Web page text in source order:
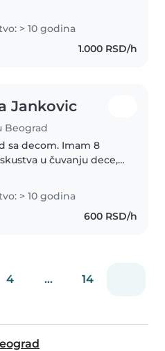
mnooogo duže.
se obrazujem za
sestru vaspitača.
> 10 godina
1.000 RSD/h
Jankovic
Beograd
sa decom. Imam 8
u čuvanju dece,
iskustva sa decom
potrebama,
> 10 godina
600 RSD/h
4 ... 14